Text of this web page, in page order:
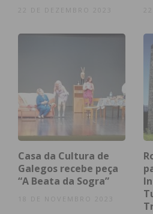
Dia dos Avós vai ser
em Penafiel 5
Subscreva a
Assine nossa
obtenha de forma
Casa da Cultura de
Galegos recebe peça
“A Beata da Sogra”